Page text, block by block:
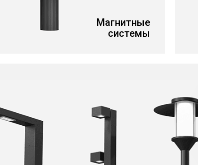
Магнитные
системы